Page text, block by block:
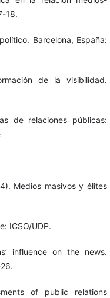
18.
Barcelona, España:
de la visibilidad.
de relaciones públicas:
Medios masivos y élites
ICSO/UDP.
influence on the news.
of public relations